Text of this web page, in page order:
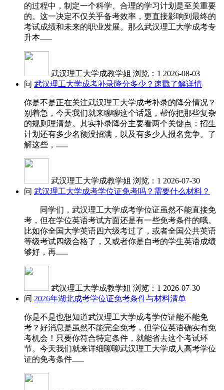
的过程中，制定一个科学、合理的学习计划是至关重要
的。这一决定不仅关乎备考效率，更直接影响到最终的
考试成绩和未来的职业发展。那么武汉理工大学成考专
升本......
武汉理工大学成教学姐 浏览：1 2026-08-03
问 武汉理工大学成考补录降分多少？速戳了解详情
你是不是正在关注武汉理工大学成考补录的降分情况？
别着急，今天我们就来聊聊这个话题，帮你把那些复杂
的规则理清楚。其实补录降分主要看两个关键点：招生
计划还有多少名额没招满，以及有多少人报名竞争。了
解这些，......
武汉理工大学成教学姐 浏览：1 2026-07-30
问 武汉理工大学成考学位证免考吗？需要什么材料？
同学们，武汉理工大学成考学位证虽然不能直接免
考，但在学位英语考试方面还是有一些免考条件的哦。
比如你全国大学英语四六级考过了，或者全国公共英语
等级考试四级合格了，又或者你是自考的学生英语成绩
够好，再......
武汉理工大学成教学姐 浏览：1 2026-07-30
问 2026年湖北成考学位证免考条件与材料清单
你是不是也想知道武汉理工大学成考学位证能不能免
考？好消息是虽然不能完全免考，但学位英语确实有免
考机会！只要你符合特定条件，就能省去这个考试环
节。今天我们就来详细聊聊武汉理工大学成人高考学位
证的免考条件......